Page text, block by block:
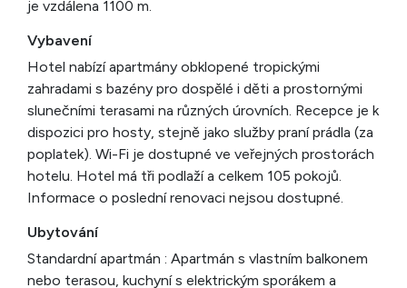
je vzdálena 1100 m.
Vybavení
Hotel nabízí apartmány obklopené tropickými
zahradami s bazény pro dospělé i děti a prostornými
slunečními terasami na různých úrovních. Recepce je k
dispozici pro hosty, stejně jako služby praní prádla (za
poplatek). Wi-Fi je dostupné ve veřejných prostorách
hotelu. Hotel má tři podlaží a celkem 105 pokojů.
Informace o poslední renovaci nejsou dostupné.
Ubytování
Standardní apartmán : Apartmán s vlastním balkonem
nebo terasou, kuchyní s elektrickým sporákem a